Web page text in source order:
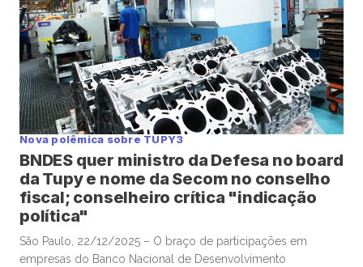
Nova polêmica sobre TUPY3
BNDES quer ministro da Defesa no board
da Tupy e nome da Secom no conselho
fiscal; conselheiro crítica "indicação
política"
São Paulo, 22/12/2025 – O braço de participações em
empresas do Banco Nacional de Desenvolvimento